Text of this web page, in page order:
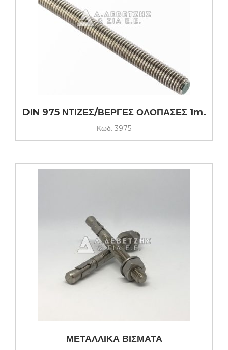
DIN 975 ΝΤΙΖΕΣ/ΒΕΡΓΕΣ ΟΛΟΠΑΣΕΣ 1m.
Κωδ. 3975
ΜΕΤΑΛΛΙΚΑ ΒΙΣΜΑΤΑ